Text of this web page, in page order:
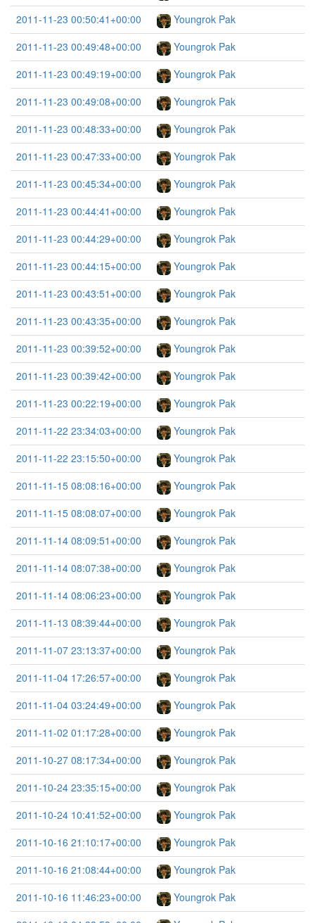
2011-11-23 00:50:41+00:00
Youngrok Pak
2011-11-23 00:49:48+00:00
Youngrok Pak
2011-11-23 00:49:19+00:00
Youngrok Pak
2011-11-23 00:49:08+00:00
Youngrok Pak
2011-11-23 00:48:33+00:00
Youngrok Pak
2011-11-23 00:47:33+00:00
Youngrok Pak
2011-11-23 00:45:34+00:00
Youngrok Pak
2011-11-23 00:44:41+00:00
Youngrok Pak
2011-11-23 00:44:29+00:00
Youngrok Pak
2011-11-23 00:44:15+00:00
Youngrok Pak
2011-11-23 00:43:51+00:00
Youngrok Pak
2011-11-23 00:43:35+00:00
Youngrok Pak
2011-11-23 00:39:52+00:00
Youngrok Pak
2011-11-23 00:39:42+00:00
Youngrok Pak
2011-11-23 00:22:19+00:00
Youngrok Pak
2011-11-22 23:34:03+00:00
Youngrok Pak
2011-11-22 23:15:50+00:00
Youngrok Pak
2011-11-15 08:08:16+00:00
Youngrok Pak
2011-11-15 08:08:07+00:00
Youngrok Pak
2011-11-14 08:09:51+00:00
Youngrok Pak
2011-11-14 08:07:38+00:00
Youngrok Pak
2011-11-14 08:06:23+00:00
Youngrok Pak
2011-11-13 08:39:44+00:00
Youngrok Pak
2011-11-07 23:13:37+00:00
Youngrok Pak
2011-11-04 17:26:57+00:00
Youngrok Pak
2011-11-04 03:24:49+00:00
Youngrok Pak
2011-11-02 01:17:28+00:00
Youngrok Pak
2011-10-27 08:17:34+00:00
Youngrok Pak
2011-10-24 23:35:15+00:00
Youngrok Pak
2011-10-24 10:41:52+00:00
Youngrok Pak
2011-10-16 21:10:17+00:00
Youngrok Pak
2011-10-16 21:08:44+00:00
Youngrok Pak
2011-10-16 11:46:23+00:00
Youngrok Pak